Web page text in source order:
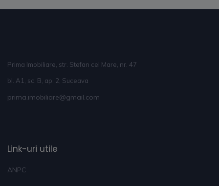
Prima Imobiliare, str. Stefan cel Mare, nr. 47
bl. A1, sc. B, ap. 2, Suceava
prima.imobiliare@gmail.com
Link-uri utile
ANPC